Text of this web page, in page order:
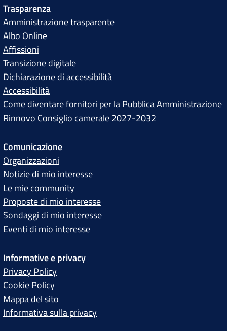
Trasparenza
Amministrazione trasparente
Albo Online
Affissioni
Transizione digitale
Dichiarazione di accessibilità
Accessibilità
Come diventare fornitori per la Pubblica Amministrazione
Rinnovo Consiglio camerale 2027-2032
Comunicazione
Organizzazioni
Notizie di mio interesse
Le mie community
Proposte di mio interesse
Sondaggi di mio interesse
Eventi di mio interesse
Informative e privacy
Privacy Policy
Cookie Policy
Mappa del sito
Informativa sulla privacy